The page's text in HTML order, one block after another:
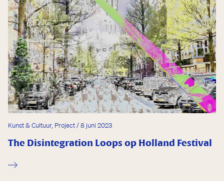
Kunst & Cultuur, Project / 8 juni 2023
The Disintegration Loops op Holland Festival